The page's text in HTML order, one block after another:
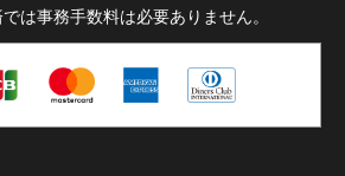
は事務手数料は必要ありません。